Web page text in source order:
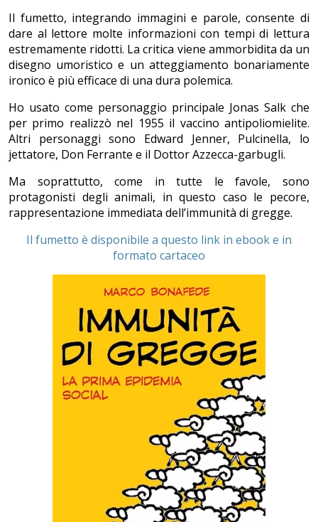
Il fumetto, integrando immagini e parole, consente di
dare al lettore molte informazioni con tempi di lettura
estremamente ridotti. La critica viene ammorbidita da un
disegno umoristico e un atteggiamento bonariamente
ironico è più efficace di una dura polemica.
Ho usato come personaggio principale Jonas Salk che
per primo realizzò nel 1955 il vaccino antipoliomielite.
Altri personaggi sono Edward Jenner, Pulcinella, lo
jettatore, Don Ferrante e il Dottor Azzecca-garbugli.
Ma soprattutto, come in tutte le favole, sono
protagonisti degli animali, in questo caso le pecore,
rappresentazione immediata dell’immunità di gregge.
Il fumetto è disponibile a questo link in ebook e in
formato cartaceo